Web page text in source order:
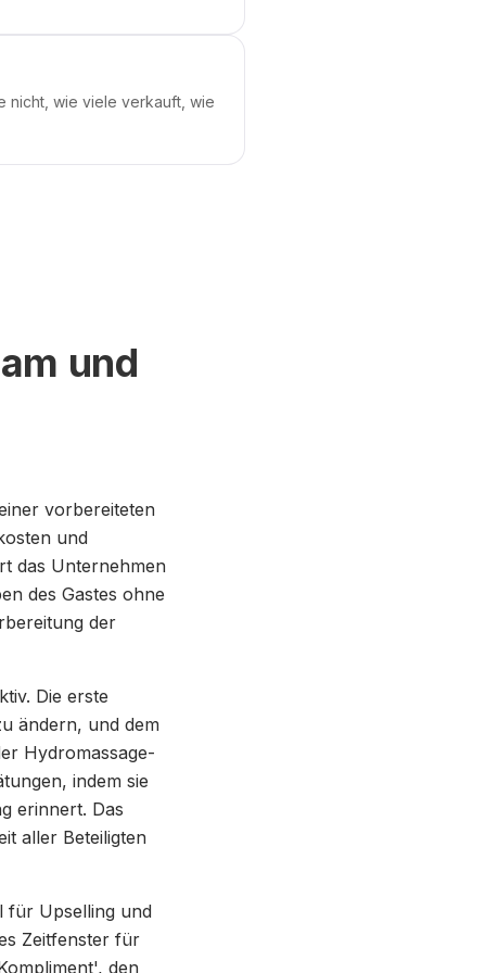
nicht, wie viele verkauft, wie
und
vorbereiteten
und
das Unternehmen
des Gastes ohne
der
Die erste
ändern, und dem
Hydromassage-
indem sie
erinnert. Das
aller Beteiligten
für Upselling und
Zeitfenster für
den